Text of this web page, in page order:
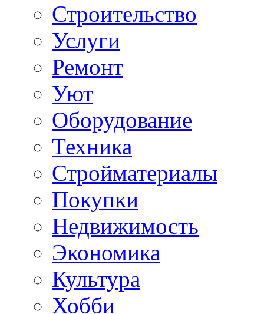
Строительство
Услуги
Ремонт
Уют
Оборудование
Техника
Стройматериалы
Покупки
Недвижимость
Экономика
Культура
Хобби